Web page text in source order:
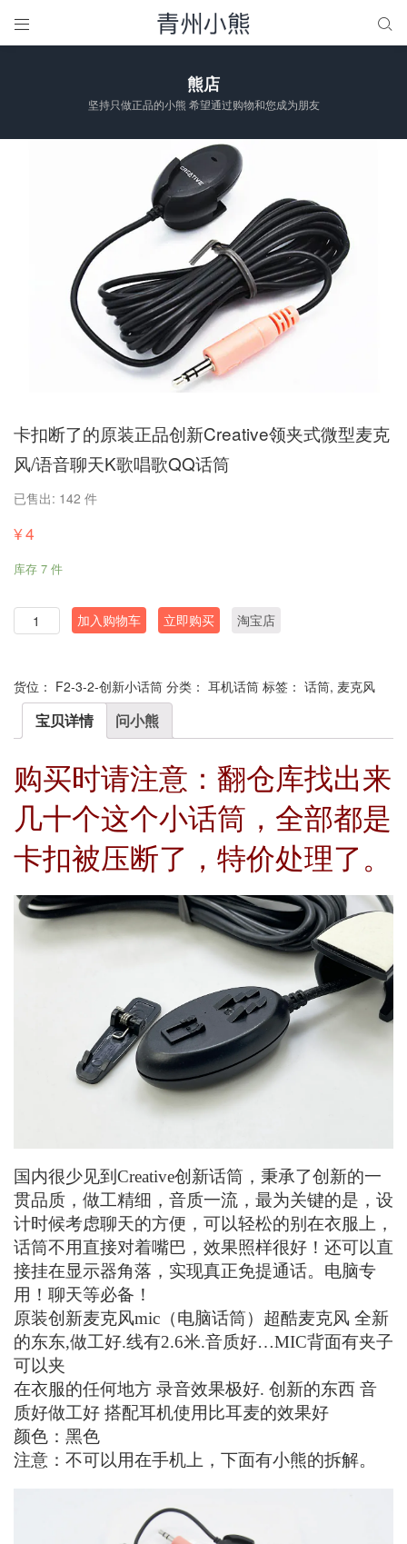
 
熊店
坚持只做正品的小熊 希望通过购物和您成为朋友
卡扣断了的原装正品创新Creative领夹式微型麦克
风/语音聊天K歌唱歌QQ话筒
已售出: 142 件
¥4
库存 7 件
数
量
加入购物车 立即购买 淘宝店
货位： F2-3-2-创新小话筒 分类： 耳机话筒 标签： 话筒, 麦克风
宝贝详情 问小熊
购买时请注意：翻仓库找出来
几十个这个小话筒，全部都是
卡扣被压断了，特价处理了。
国内很少见到Creative创新话筒，秉承了创新的一
贯品质，做工精细，音质一流，最为关键的是，设
计时候考虑聊天的方便，可以轻松的别在衣服上，
话筒不用直接对着嘴巴，效果照样很好！还可以直
接挂在显示器角落，实现真正免提通话。电脑专
用！聊天等必备！
原装创新麦克风mic（电脑话筒）超酷麦克风 全新
的东东,做工好.线有2.6米.音质好…MIC背面有夹子
可以夹
在衣服的任何地方 录音效果极好. 创新的东西 音
质好做工好 搭配耳机使用比耳麦的效果好
颜色：黑色
注意：不可以用在手机上，下面有小熊的拆解。